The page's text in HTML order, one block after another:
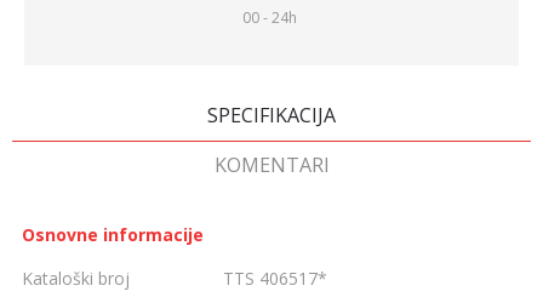
00 - 24h
SPECIFIKACIJA
KOMENTARI
Osnovne informacije
Kataloški broj
TTS 406517*